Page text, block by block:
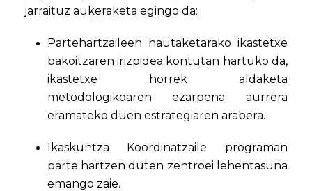
jarraituz aukeraketa egingo da:
Partehartzaileen hautaketarako ikastetxe
bakoitzaren irizpidea kontutan hartuko da,
ikastetxe horrek aldaketa
metodologikoaren ezarpena aurrera
eramateko duen estrategiaren arabera.
Ikaskuntza Koordinatzaile programan
parte hartzen duten zentroei lehentasuna
emango zaie.